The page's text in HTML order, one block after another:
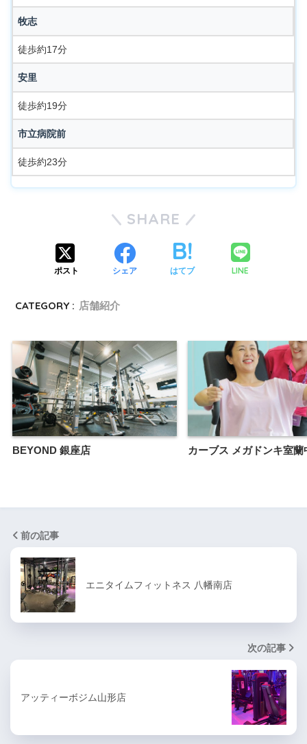
牧志
徒歩約17分
安里
徒歩約19分
市立病院前
徒歩約23分
SHARE
ポスト シェア はてブ LINE
CATEGORY : 店舗紹介
BEYOND 銀座店 カーブス メガドンキ室蘭
前の記事
エニタイムフィットネス 八幡南店
次の記事
アッティーボジム山形店